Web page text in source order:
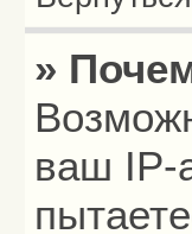
»
ваш IP-